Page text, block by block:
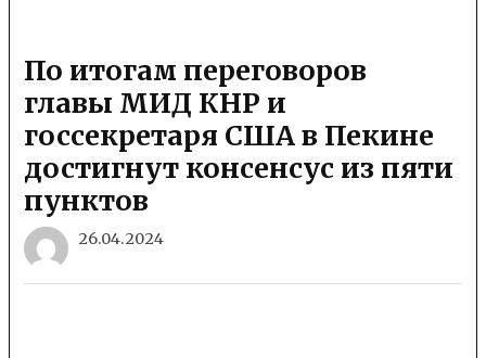
По итогам переговоров
главы МИД КНР и
госсекретаря США в Пекине
достигнут консенсус из пяти
пунктов
26.04.2024